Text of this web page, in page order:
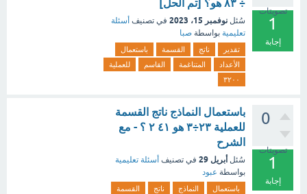
تصويتات
1
إجابة
÷ ٨٣ هو؟ [تم الحل]
سُئل نوفمبر 15، 2023 في تصنيف أسئلة
تعليمية بواسطة صبا
تقدير ناتج القسمة
باستعمال
الأعداد
المتناغمة القاسم
للعملية
٣٢٠٠
0
تصويتات
1
إجابة
باستعمال النماذج ناتج القسمة
للعملية ٢٣÷٣ هو ٤١ ٢ ؟ - مع
الشرح
سُئل أبريل 29 في تصنيف أسئلة تعليمية
بواسطة عبود
باستعمال النماذج ناتج
القسمة